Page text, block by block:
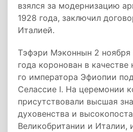
взялся за модернизацию
1928 года, заключил
Италией.
Тэфэри Мэконнын 2 ноября
года коронован в качестве
го императора Эфиопии
Селассие I. На церемонии
присутствовали высшая
духовенства и
Великобритании и Италии,